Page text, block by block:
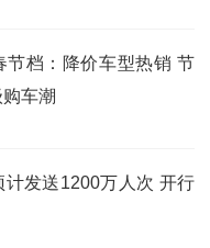
节档：降价车型热销 节
车潮
计发送1200万人次 开行